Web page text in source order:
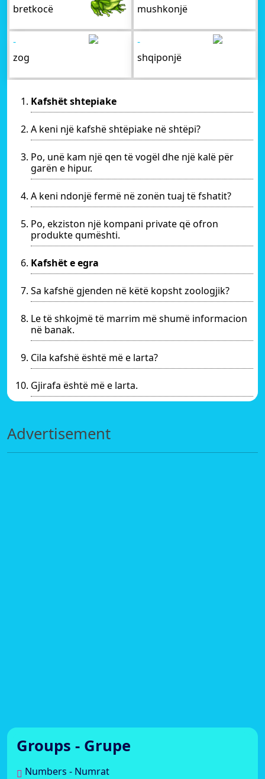
bretkocë
mushkonjë
-
zog
-
shqiponjë
Kafshët shtepiake
A keni një kafshë shtëpiake në shtëpi?
Po, unë kam një qen të vogël dhe një kalë për
garën e hipur.
A keni ndonjë fermë në zonën tuaj të fshatit?
Po, ekziston një kompani private që ofron
produkte qumështi.
Kafshët e egra
Sa kafshë gjenden në këtë kopsht zoologjik?
Le të shkojmë të marrim më shumë informacion
në banak.
Cila kafshë është më e larta?
Gjirafa është më e larta.
Advertisement
Groups - Grupe
Numbers - Numrat